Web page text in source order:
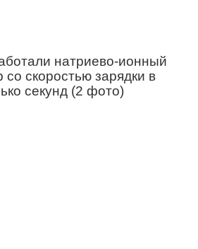
натриево-ионный
со скоростью зарядки в
секунд (2 фото)